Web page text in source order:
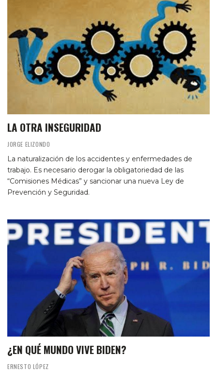
LA OTRA INSEGURIDAD
JORGE ELIZONDO
La naturalización de los accidentes y enfermedades de
trabajo. Es necesario derogar la obligatoriedad de las
“Comisiones Médicas” y sancionar una nueva Ley de
Prevención y Seguridad.
¿EN QUÉ MUNDO VIVE BIDEN?
ERNESTO LÓPEZ